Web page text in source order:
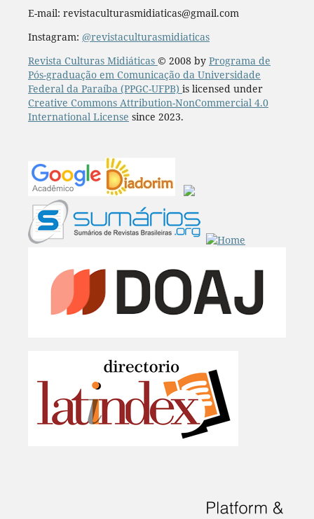
E-mail: revistaculturasmidiaticas@gmail.com
Instagram: @revistaculturasmidiaticas
Revista Culturas Midiáticas © 2008 by Programa de
Pós-graduação em Comunicação da Universidade
Federal da Paraíba (PPGC-UFPB) is licensed under
Creative Commons Attribution-NonCommercial 4.0
International License since 2023.